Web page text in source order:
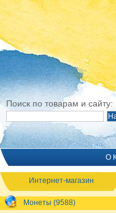
Поиск по товарам и сайту:
O
Интернет-магазин
Монеты (9588)